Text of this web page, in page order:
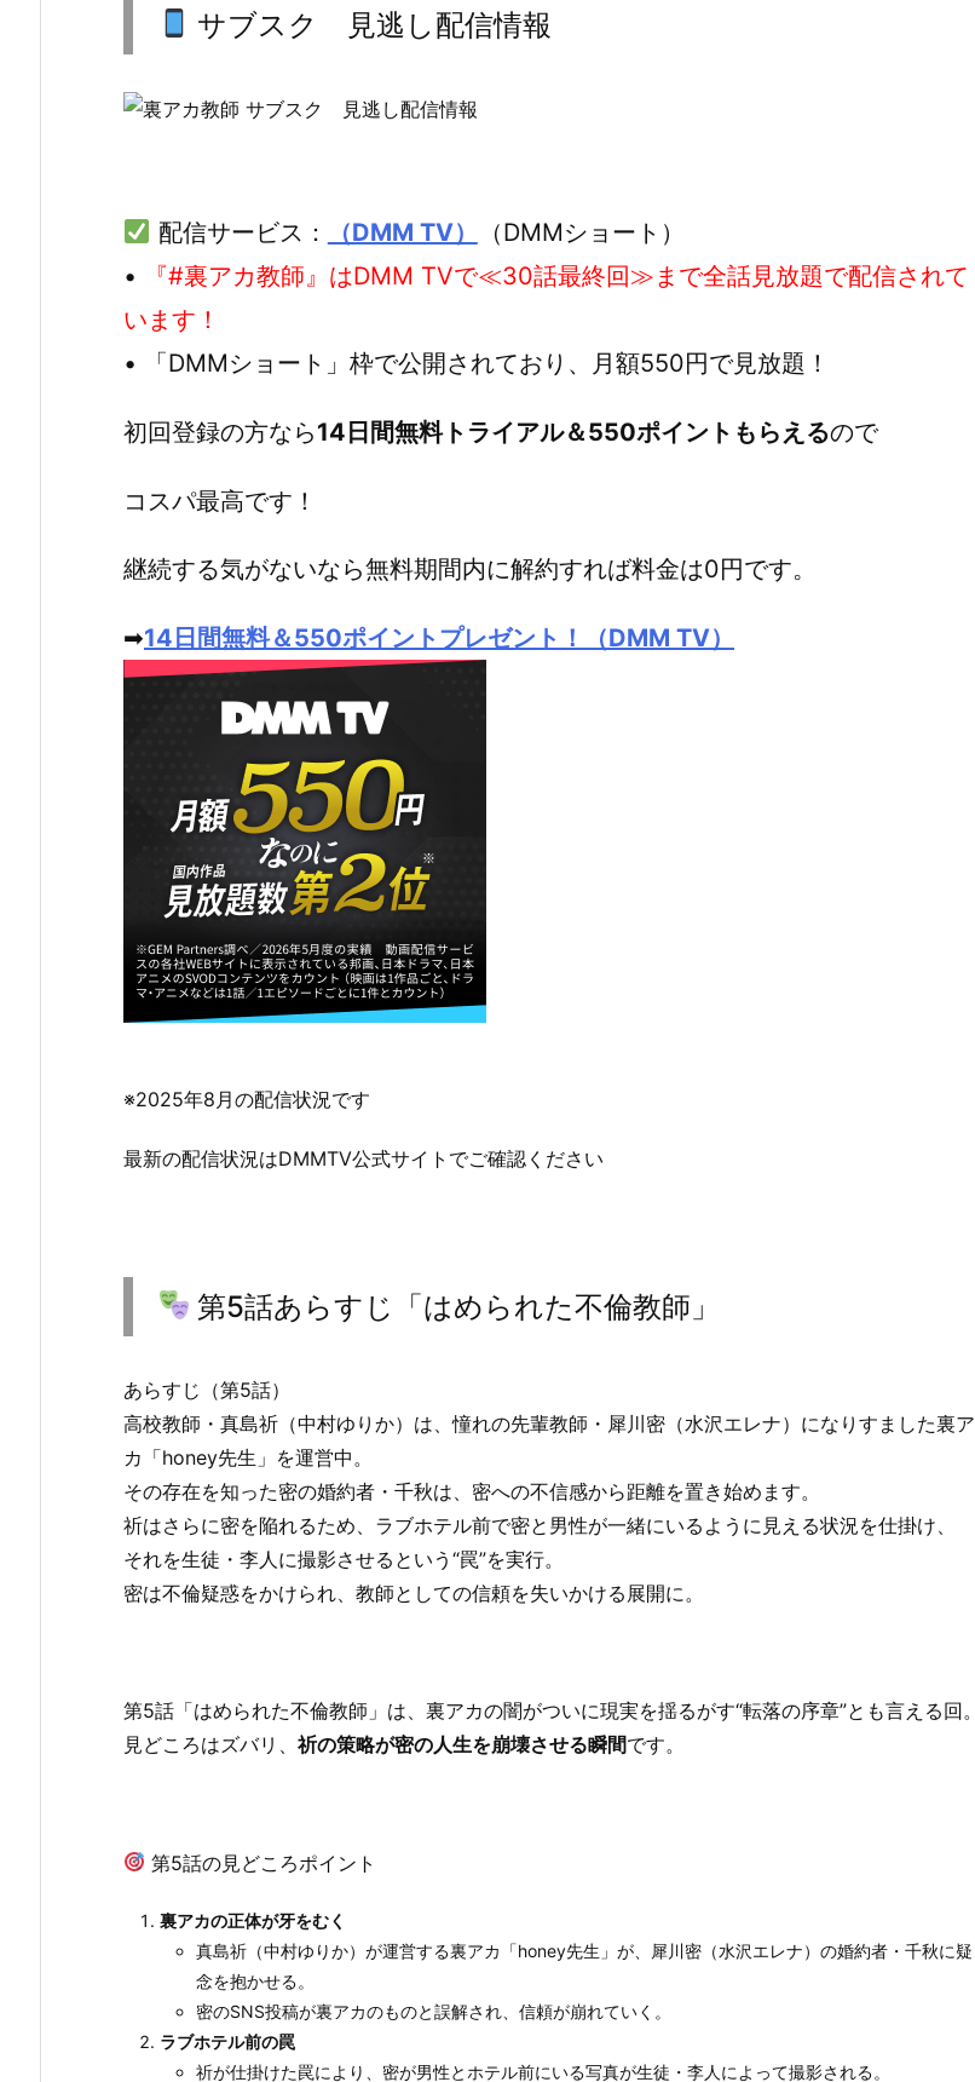
サブスク 見逃し配信情報
配信サービス： （DMM TV）
（DMMショート）
•
『#裏アカ教師』はDMM TVで≪30話最終回≫まで全話見放題で配信されて
います！
• 「DMMショート」枠で公開されており、月額550円で見放題！
初回登録の方なら14日間無料トライアル＆550ポイントもらえるので
コスパ最高です！
継続する気がないなら無料期間内に解約すれば料金は0円です。
➡14日間無料＆550ポイントプレゼント！（DMM TV）
※2025年8月の配信状況です
最新の配信状況はDMMTV公式サイトでご確認ください
第5話あらすじ「はめられた不倫教師」
あらすじ（第5話）
高校教師・真島祈（中村ゆりか）は、憧れの先輩教師・犀川密（水沢エレナ）になりすました裏ア
カ「honey先生」を運営中。
その存在を知った密の婚約者・千秋は、密への不信感から距離を置き始めます。
祈はさらに密を陥れるため、ラブホテル前で密と男性が一緒にいるように見える状況を仕掛け、
それを生徒・李人に撮影させるという“罠”を実行。
密は不倫疑惑をかけられ、教師としての信頼を失いかける展開に。
第5話「はめられた不倫教師」は、裏アカの闇がついに現実を揺るがす“転落の序章”とも言える回。
見どころはズバリ、 祈の策略が密の人生を崩壊させる瞬間です。
第5話の見どころポイント
裏アカの正体が牙をむく
真島祈（中村ゆりか）が運営する裏アカ「honey先生」が、犀川密（水沢エレナ）の婚約者・千秋に疑
念を抱かせる。
密のSNS投稿が裏アカのものと誤解され、信頼が崩れていく。
ラブホテル前の罠
祈が仕掛けた罠により、密が男性とホテル前にいる写真が生徒・李人によって撮影される。